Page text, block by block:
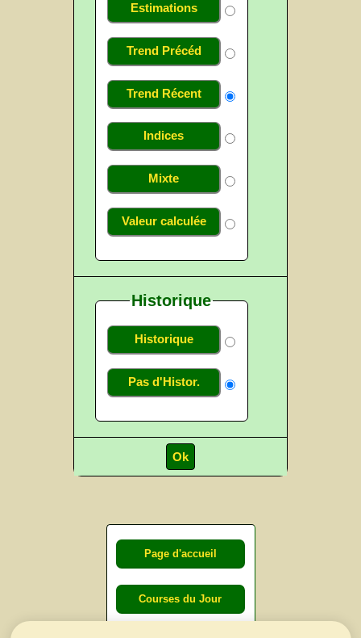
Estimations
Trend Précéd
Trend Récent
Indices
Mixte
Valeur calculée
Historique
Historique
Pas d'Histor.
Page d'accueil
Courses du Jour